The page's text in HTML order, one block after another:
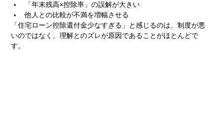
「年末残高×控除率」の誤解が大きい
他人との比較が不満を増幅させる
「住宅ローン控除還付金少なすぎる」と感じるのは、制度が悪
いのではなく、理解とのズレが原因であることがほとんどで
す。